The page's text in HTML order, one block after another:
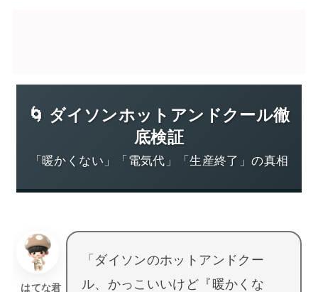
🌀 ダイソンホットアンドクール徹
底検証
「暖かくない」「電気代」「生産終了」の真相
はてな君
「ダイソンのホットアンドクー
ル、かっこいいけど『暖かくな